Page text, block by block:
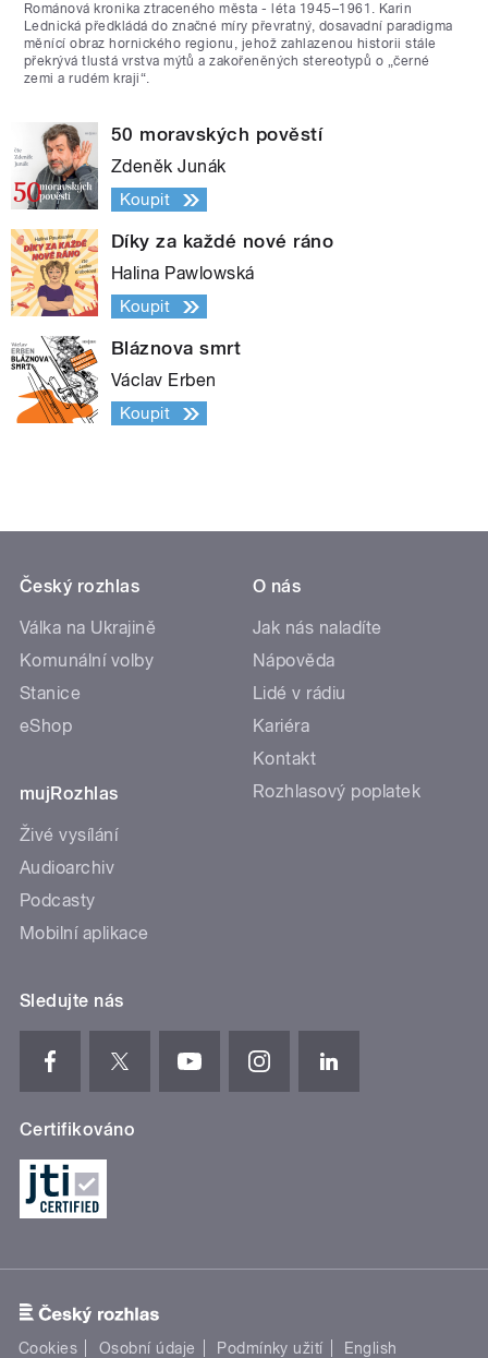
Románová kronika ztraceného města - léta 1945–1961. Karin
Lednická předkládá do značné míry převratný, dosavadní paradigma
měnící obraz hornického regionu, jehož zahlazenou historii stále
překrývá tlustá vrstva mýtů a zakořeněných stereotypů o „černé
zemi a rudém kraji“.
50 moravských pověstí
Zdeněk Junák
Koupit
Díky za každé nové ráno
Halina Pawlowská
Koupit
Bláznova smrt
Václav Erben
Koupit
Český rozhlas
Válka na Ukrajině
Komunální volby
Stanice
eShop
mujRozhlas
Živé vysílání
Audioarchiv
Podcasty
Mobilní aplikace
O nás
Jak nás naladíte
Nápověda
Lidé v rádiu
Kariéra
Kontakt
Rozhlasový poplatek
Sledujte nás
Certifikováno
Cookies Osobní údaje Podmínky užití English